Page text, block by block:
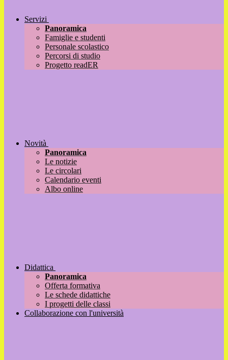
Servizi
Panoramica
Famiglie e studenti
Personale scolastico
Percorsi di studio
Progetto readER
Novità
Panoramica
Le notizie
Le circolari
Calendario eventi
Albo online
Didattica
Panoramica
Offerta formativa
Le schede didattiche
I progetti delle classi
Collaborazione con l'università